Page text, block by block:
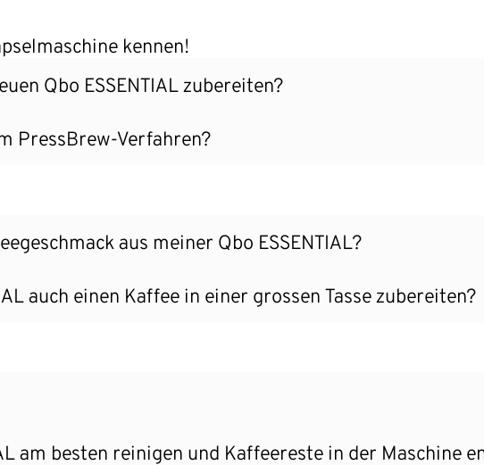
kennen!
Qbo ESSENTIAL zubereiten?
PressBrew-Verfahren?
aus meiner Qbo ESSENTIAL?
auch einen Kaffee in einer grossen Tasse zubereiten?
am besten reinigen und Kaffeereste in der Maschine